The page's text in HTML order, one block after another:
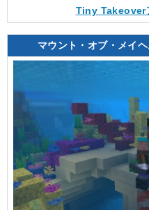
Tiny Takeover
マウント・オブ・メイ